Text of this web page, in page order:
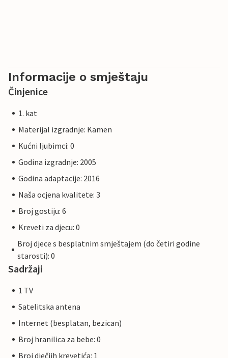
Informacije o smještaju
Činjenice
1. kat
Materijal izgradnje: Kamen
Kućni ljubimci: 0
Godina izgradnje: 2005
Godina adaptacije: 2016
Naša ocjena kvalitete: 3
Broj gostiju: 6
Kreveti za djecu: 0
Broj djece s besplatnim smještajem (do četiri godine
starosti): 0
Sadržaji
1 TV
Satelitska antena
Internet (besplatan, bezican)
Broj hranilica za bebe: 0
Broj dječjih krevetića: 1